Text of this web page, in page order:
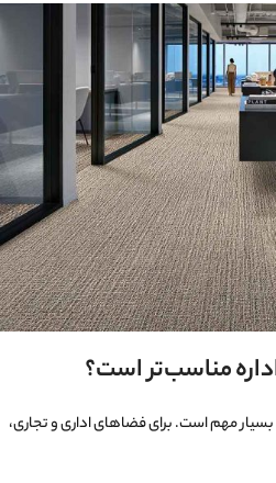
مناسب‌تر است؟
مهم است. برای فضاهای اداری و تجاری،